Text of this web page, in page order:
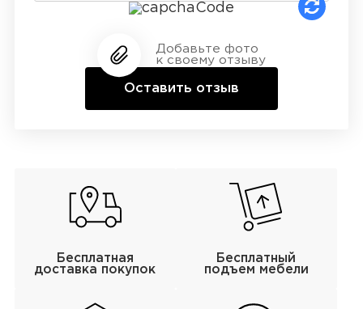
Добавьте фото
к своему отзыву
Оставить отзыв
Бесплатная
доставка покупок
Бесплатный
подъем мебели